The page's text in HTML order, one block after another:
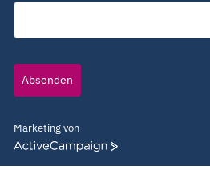
Absenden
Marketing von
ActiveCampaign